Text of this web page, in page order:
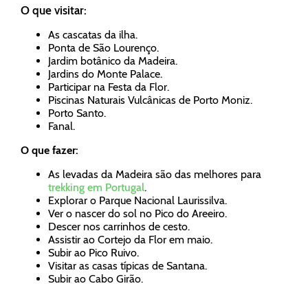
O que visitar:
As cascatas da ilha.
Ponta de São Lourenço.
Jardim botânico da Madeira.
Jardins do Monte Palace.
Participar na Festa da Flor.
Piscinas Naturais Vulcânicas de Porto Moniz.
Porto Santo.
Fanal.
O que fazer:
As levadas da Madeira são das melhores para
trekking em Portugal.
Explorar o Parque Nacional Laurissilva.
Ver o nascer do sol no Pico do Areeiro.
Descer nos carrinhos de cesto.
Assistir ao Cortejo da Flor em maio.
Subir ao Pico Ruivo.
Visitar as casas típicas de Santana.
Subir ao Cabo Girão.